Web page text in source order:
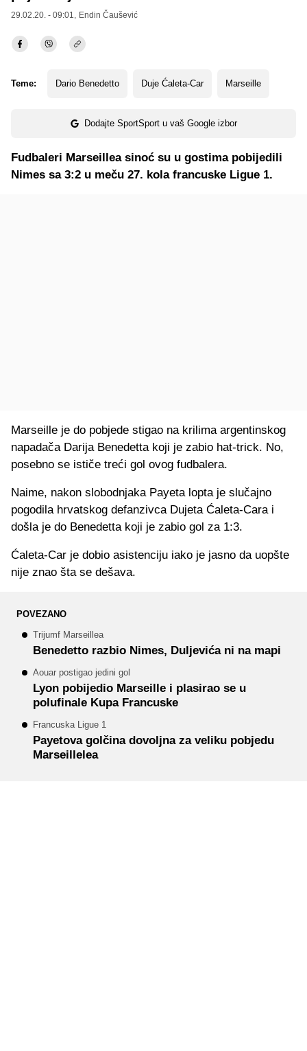
29.02.20. - 09:01, Endin Čaušević
Teme: Dario Benedetto Duje Ćaleta-Car Marseille
Dodajte SportSport u vaš Google izbor
Fudbaleri Marseillea sinoć su u gostima pobijedili
Nimes sa 3:2 u meču 27. kola francuske Ligue 1.
Marseille je do pobjede stigao na krilima argentinskog
napadača Darija Benedetta koji je zabio hat-trick. No,
posebno se ističe treći gol ovog fudbalera.
Naime, nakon slobodnjaka Payeta lopta je slučajno
pogodila hrvatskog defanzivca Dujeta Ćaleta-Cara i
došla je do Benedetta koji je zabio gol za 1:3.
Ćaleta-Car je dobio asistenciju iako je jasno da uopšte
nije znao šta se dešava.
POVEZANO
Trijumf Marseillea
Benedetto razbio Nimes, Duljevića ni na mapi
Aouar postigao jedini gol
Lyon pobijedio Marseille i plasirao se u
polufinale Kupa Francuske
Francuska Ligue 1
Payetova golčina dovoljna za veliku pobjedu
Marseillelea